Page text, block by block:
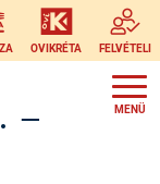
OVIKRÉTA FELVÉTELI
–